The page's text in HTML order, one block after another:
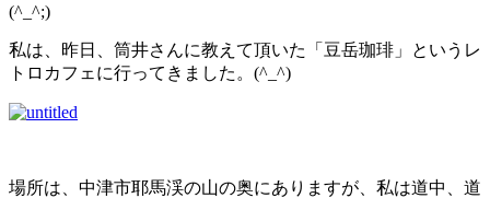
(^_^;)
私は、昨日、筒井さんに教えて頂いた「豆岳珈琲」というレ
トロカフェに行ってきました。(^_^)
場所は、中津市耶馬渓の山の奥にありますが、私は道中、道